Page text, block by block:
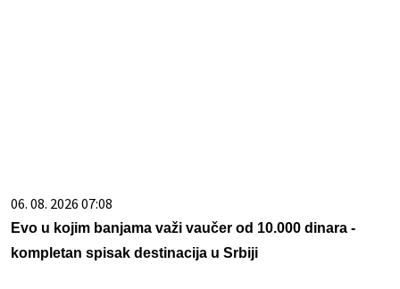
06. 08. 2026 07:08
Evo u kojim banjama važi vaučer od 10.000 dinara -
kompletan spisak destinacija u Srbiji